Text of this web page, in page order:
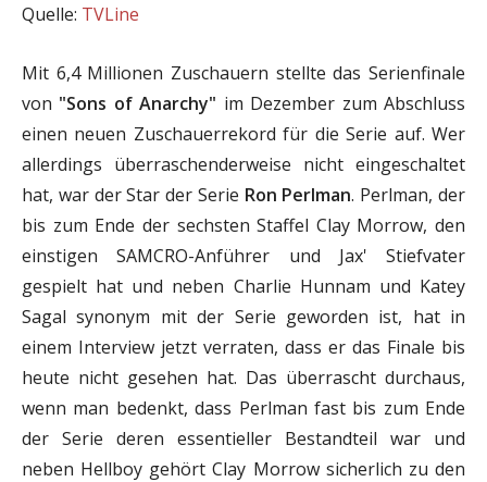
Quelle: TVLine
Mit 6,4 Millionen Zuschauern stellte das Serienfinale
von "Sons of Anarchy" im Dezember zum Abschluss
einen neuen Zuschauerrekord für die Serie auf. Wer
allerdings überraschenderweise nicht eingeschaltet
hat, war der Star der Serie Ron Perlman. Perlman, der
bis zum Ende der sechsten Staffel Clay Morrow, den
einstigen SAMCRO-Anführer und Jax' Stiefvater
gespielt hat und neben Charlie Hunnam und Katey
Sagal synonym mit der Serie geworden ist, hat in
einem Interview jetzt verraten, dass er das Finale bis
heute nicht gesehen hat. Das überrascht durchaus,
wenn man bedenkt, dass Perlman fast bis zum Ende
der Serie deren essentieller Bestandteil war und
neben Hellboy gehört Clay Morrow sicherlich zu den